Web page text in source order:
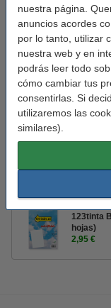
nuestra página.
anuncios acordes
por lo tanto, utilizar
nuestra web y en
podrás leer todo
cómo cambiar tus
consentirlas. Si
utilizaremos las
similares).
Ancho escritura:
Recargable:
Cantidad:
Núm. de item:
Consejo: añade un
100
123tinta
hojas)
2,95 €